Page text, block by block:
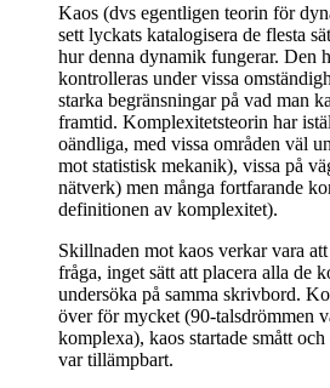
Kaos (dvs egentligen teorin för
sett lyckats katalogisera de flesta
hur denna dynamik fungerar. Den
kontrolleras under vissa
starka begränsningar på vad man
framtid. Komplexitetsteorin har
oändliga, med vissa områden väl
mot statistisk mekanik), vissa på
nätverk) men många fortfarande
definitionen av komplexitet).
Skillnaden mot kaos verkar vara
fråga, inget sätt att placera alla de
undersöka på samma skrivbord.
över för mycket (90-talsdrömmen
komplexa), kaos startade smått
var tillämpbart.